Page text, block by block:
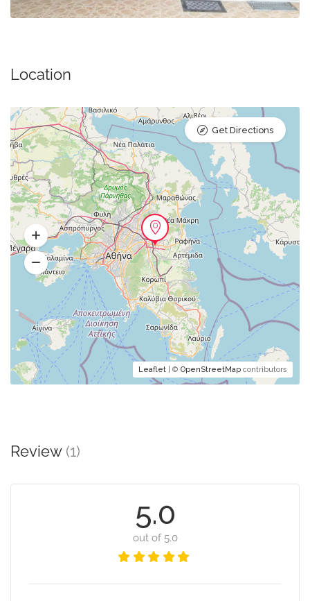
Location
Leaflet | © OpenStreetMap contributors
Get Directions
Review (1)
5.0
out of 5.0